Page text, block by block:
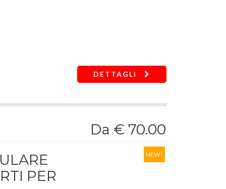
sgancio della bussola
21-22-24
DETTAGLI
Da € 70.00
PER
NEW!